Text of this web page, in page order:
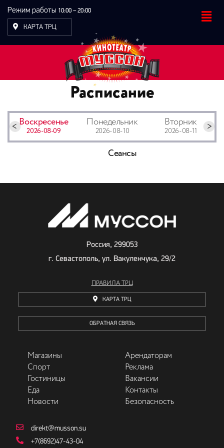
Режим работы 10:00 – 20:00
КАРТА ТРЦ
Расписание
Воскресенье
2026-08-09
Понедельник
2026-08-10
Вторник
2026-08-11
Сеансы
Россия, 299053
г. Севастополь, ул. Вакуленчука, 29/2
ПРАВИЛА ТРЦ
КАРТА ТРЦ
ОБРАТНАЯ СВЯЗЬ
Магазины
Спорт
Гостиницы
Еда
Новости
Арендаторам
Реклама
Вакансии
Контакты
Безопасность
direkt@musson.su
+7(8692)47-43-04